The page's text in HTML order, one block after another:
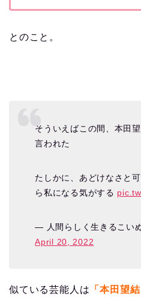
とのこと。
そういえばこの間、本田
言われた
たしかに、あどけなさと
ら私になる気がする
— 人間らしく生きるこい
April 20, 2022
似ている芸能人は 「本田望結